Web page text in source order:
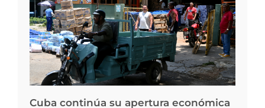
Cuba continúa su apertura económica